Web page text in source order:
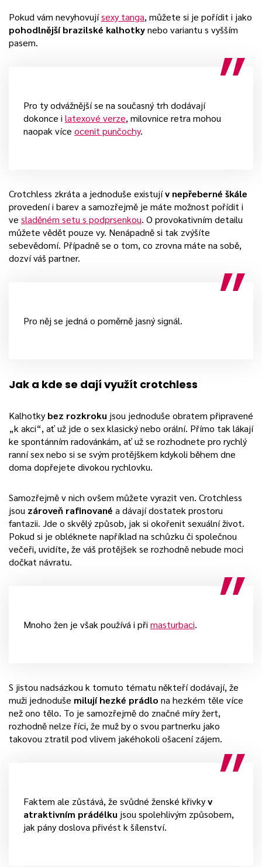
Pokud vám nevyhovujísexy tanga, můžete si je pořídit i jako
pohodlnější brazilské kalhotkynebo variantu s vyšším
pasem.
Pro ty odvážnější se na současný trh dodávají
dokonce i latexové verze, milovnice retra mohou
naopak více ocenit punčochy.
Crotchless zkráta a jednoduše existujív nepřeberné škále
provedení i barev a samozřejmě je máte možnost pořídit i
ve sladěném setu s podprsenkou. O provokativním detailu
můžete vědět pouze vy. Nenápadně si tak zvýšíte
sebevědomí. Případně se o tom, co zrovna máte na sobě,
dozví váš partner.
Pro něj se jedná o poměrně jasný signál.
Jak a kde se dají využít crotchless
Kalhotky bez rozkroku jsou jednoduše obratem připravené
„k akci“, ať už jde o sex klasický nebo orální. Přímo tak lákají
ke spontánním radovánkám, ať už se rozhodnete pro rychlý
ranní sex nebo si se svým protějškem kdykoli během dne
doma dopřejete divokou rychlovku.
Samozřejmě v nich ovšem můžete vyrazit ven. Crotchless
jsou zároveň rafinované a dávají dostatek prostoru
fantazii. Jde o skvělý způsob, jak si okořenit sexuální život.
Pokud si je obléknete například na schůzku či společnou
večeři, uvidíte, že váš protějšek se rozhodně nebude moci
dočkat návratu.
Mnoho žen je však používá i při masturbaci.
S jistou nadsázkou k tomuto tématu někteří dodávají, že
muži jednoduše milují hezké prádlo na hezkém těle více
než ono tělo. To je samozřejmě do značné míry žert,
rozhodně nelze říci, že muž by o svou partnerku jako
takovou ztratil pod vlivem jakéhokoli ošacení zájem.
Faktem ale zůstává, že svůdné ženské křivkyv
atraktivním prádélku jsou spolehlivým způsobem,
jak pány doslova přivést k šílenství.